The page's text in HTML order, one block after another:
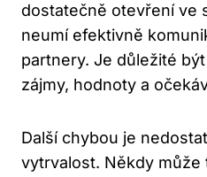
dostatečně otevření ve
neumí efektivně
partnery. Je důležité
zájmy, hodnoty a
Další chybou je
vytrvalost. Někdy může